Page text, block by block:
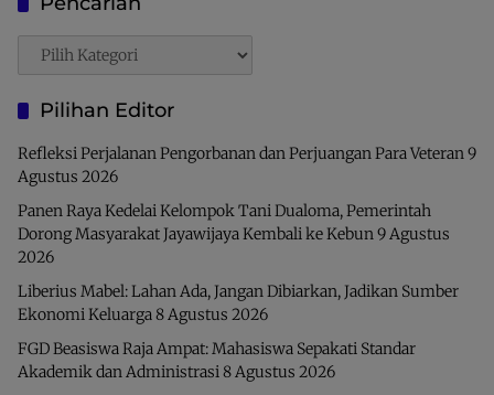
Pencarian
Pilihan Editor
Refleksi Perjalanan Pengorbanan dan Perjuangan Para Veteran9
Agustus 2026
Panen Raya Kedelai Kelompok Tani Dualoma, Pemerintah
Dorong Masyarakat Jayawijaya Kembali ke Kebun9 Agustus
2026
Liberius Mabel: Lahan Ada, Jangan Dibiarkan, Jadikan Sumber
Ekonomi Keluarga8 Agustus 2026
FGD Beasiswa Raja Ampat: Mahasiswa Sepakati Standar
Akademik dan Administrasi8 Agustus 2026